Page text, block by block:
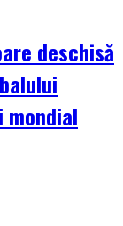
deschisă
mondial